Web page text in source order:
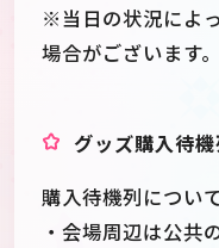
※当日の状況によ
場合がございます。
グッズ購入待
購入待機列につい
・会場周辺は公共